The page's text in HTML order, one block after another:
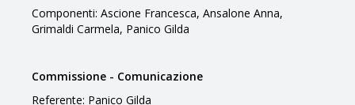
Componenti: Ascione Francesca, Ansalone Anna,
Grimaldi Carmela, Panico Gilda
Commissione - Comunicazione
Referente: Panico Gilda